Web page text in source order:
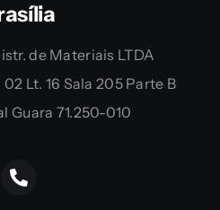
de Materiais LTDA
Lt. 16 Sala 205 Parte B
Guara 71.250-010